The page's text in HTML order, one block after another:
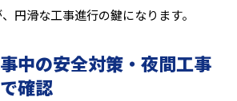
円滑な工事進行の鍵になります。
中の安全対策・夜間工事
確認